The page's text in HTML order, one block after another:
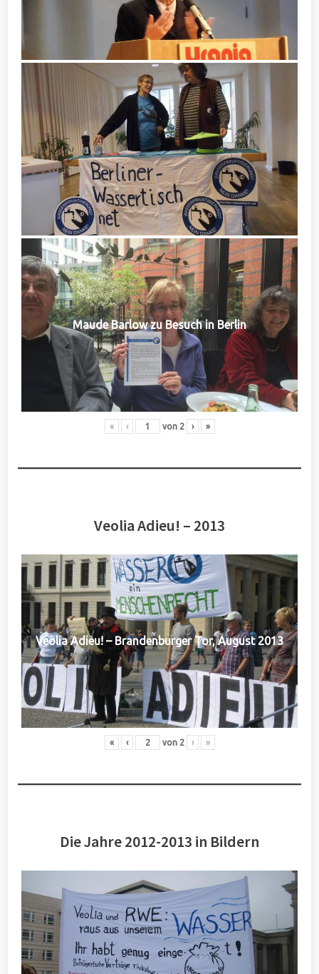
Maude Barlow zu Besuch in Berlin
« ‹ von 2 › »
Veolia Adieu! – 2013
Veolia Adieu! – Brandenburger Tor, August 2013
« ‹ von 2 › »
Die Jahre 2012-2013 in Bildern